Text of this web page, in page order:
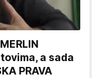
a sada
PRAVA